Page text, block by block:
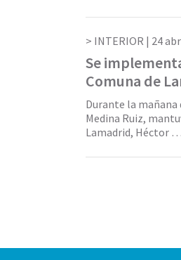
INTERIOR | 24
Se
Comuna de
Durante la mañana
Medina Ruiz,
Lamadrid, Héctor …